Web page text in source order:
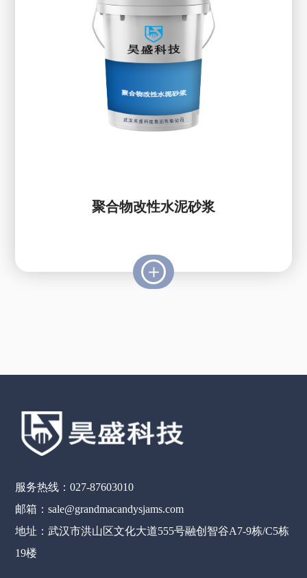
聚合物改性水泥砂浆
服务热线：027-87603010
邮箱：sale@grandmacandysjams.com
地址：武汉市洪山区文化大道555号融创智谷A7-9栋/C5栋
19楼